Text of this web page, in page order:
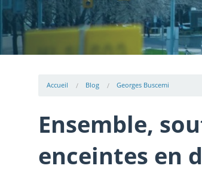
Accueil Blog Georges Buscemi
Ensemble,
enceintes en